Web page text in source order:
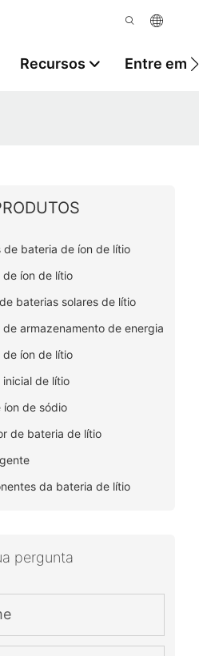
Recursos Entre em
de bateria de íon de lítio
de íon de lítio
baterias solares de lítio
de armazenamento de energia
de íon de lítio
inicial de lítio
íon de sódio
de bateria de lítio
da bateria de lítio
pergunta